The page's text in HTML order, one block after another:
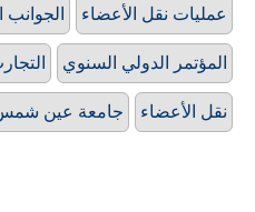
الجوانب عمليات نقل الأعضاء
المؤتمر الدولي السنوي
جامعة عين نقل الأعضاء